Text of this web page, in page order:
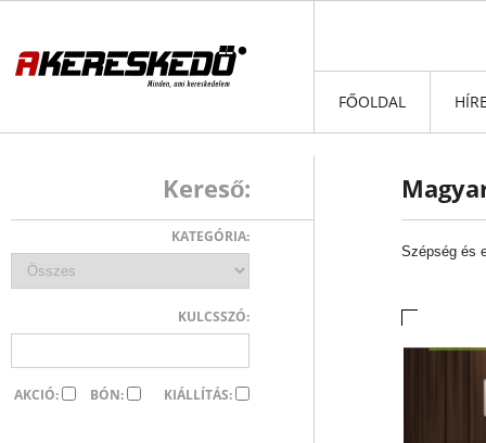
FŐOLDAL
Szépség és
Kereső:
KATEGÓRIA:
KULCSSZÓ:
AKCIÓ: BÓN: KIÁLLÍTÁS: